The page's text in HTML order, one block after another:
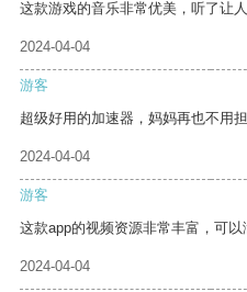
这款游戏的音乐非常优美，听了让人
2024-04-04
游客
超级好用的加速器，妈妈再也不用
2024-04-04
游客
这款app的视频资源非常丰富，可以
2024-04-04